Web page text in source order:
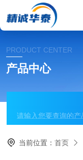
PRODUCT CENTER
产品中心
当前位置：首页